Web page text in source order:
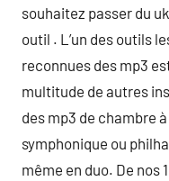
souhaitez passer du
outil . L’un des outils
reconnues des mp3
multitude de autres
des mp3 de chambre
symphonique ou
même en duo. De nos